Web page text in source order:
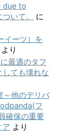
due to
いて。
に
イーツ）を
より
最適のタフ
しても壊れな
～他のデリバ
フ
確保の重要
ア より